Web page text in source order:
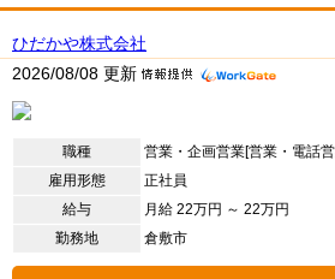
ひだかや株式会社
2026/08/08 更新
職種
営業・企画営業[営業・電話
雇用形態
正社員
給与
月給 22万円 ～ 22万円
勤務地
倉敷市